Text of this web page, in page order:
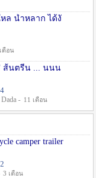
ล น้ำหลาก ได้งั
ดือน
" ส้นตรีน ... นนน
4
- 11 เดือน
camper trailer
2
3 เดือน